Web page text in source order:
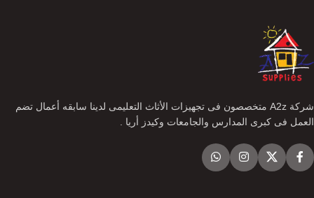
شركة A2z متخصصون فى تجهيزات الأثاث التعليمى لدينا سابقه أعمال تضم
العمل فى كبرى المدارس والجامعات وكيدز أريا .